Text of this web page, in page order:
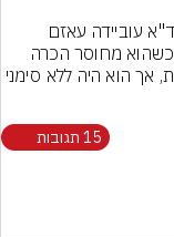
15 תגובות